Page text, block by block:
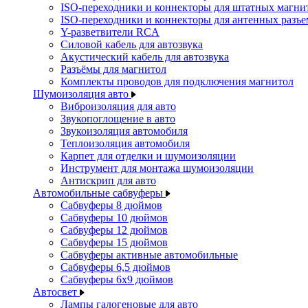
ISO-переходники и коннекторы для штатных
ISO-переходники и коннекторы для антенных
Y-разветвители RCA
Силовой кабель для автозвука
Акустический кабель для автозвука
Разъёмы для магнитол
Комплекты проводов для подключения магнитол
Шумоизоляция авто
Виброизоляция для авто
Звукопоглощение в авто
Звукоизоляция автомобиля
Теплоизоляция автомобиля
Карпет для отделки и шумоизоляции
Инструмент для монтажа шумоизоляции
Антискрип для авто
Автомобильные сабвуферы
Сабвуферы 8 дюймов
Сабвуферы 10 дюймов
Сабвуферы 12 дюймов
Сабвуферы 15 дюймов
Сабвуферы активные автомобильные
Сабвуферы 6,5 дюймов
Сабвуферы 6x9 дюймов
Автосвет
Лампы галогеновые для авто